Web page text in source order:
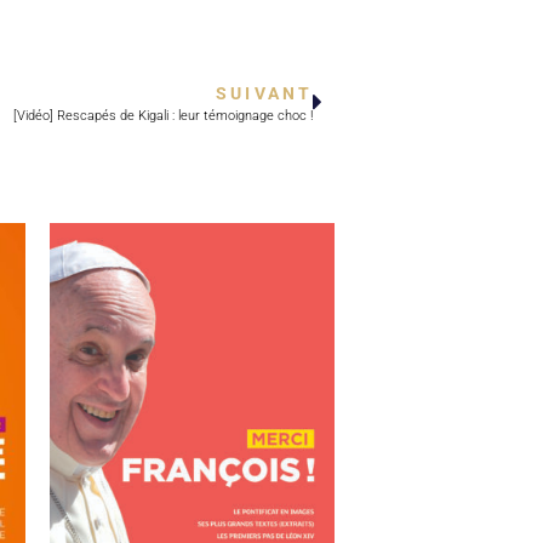
SUIVANT
[Vidéo] Rescapés de Kigali : leur témoignage choc !